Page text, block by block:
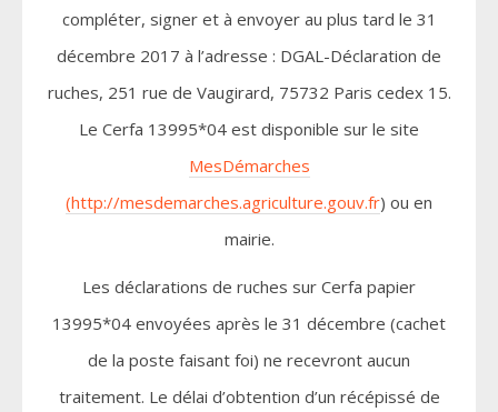
compléter, signer et à envoyer au plus tard le 31
décembre 2017 à l’adresse : DGAL-Déclaration de
ruches, 251 rue de Vaugirard, 75732 Paris cedex 15.
Le Cerfa 13995*04 est disponible sur le site
MesDémarches
(http://mesdemarches.agriculture.gouv.fr) ou en
mairie.
Les déclarations de ruches sur Cerfa papier
13995*04 envoyées après le 31 décembre (cachet
de la poste faisant foi) ne recevront aucun
traitement. Le délai d’obtention d’un récépissé de